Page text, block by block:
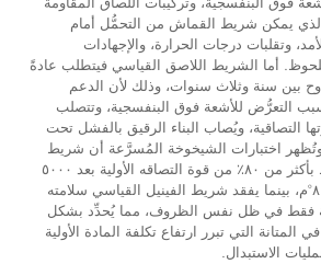
الذي يمكن شريط القماش من التحمُّل أمام
وتقلبات درجات الحرارة، والإجهادات
أما الشريط اللاصق القياسي فيتطلب عادةً
بين سنة وثلاث سنوات، وذلك لأن الدعم
التعرُّض للأشعة فوق البنفسجية، وتتصلب
التصاقية، ويُصاب البناء الرقيق بالفشل تحت
وتُظهر اختبارات الشيخوخة المُسرَّعة أن شريط
القماش الصناعي يحتفظ بأكثر من ٨٠٪ من قوة التصاقه الأولية بعد ٥٠٠٠
ساعة عند درجة حرارة ٨٠°م، بينما يفقد شريط الفينيل القياسي سلامته
خلال ٥٠٠ ساعة فقط في ظل نفس الظروف، مما يُحدِّد بشكل
المتانة التي تبرر ارتفاع تكلفة المادة الأولية
الاستبدال.